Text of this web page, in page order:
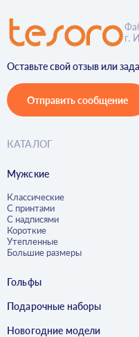
г.
Оставьте свой отзыв или
Отправить сообщение
КАТАЛОГ
Мужские
Классические
С принтами
С надписями
Короткие
Утепленные
Большие размеры
Гольфы
Подарочные наборы
Новогодние модели